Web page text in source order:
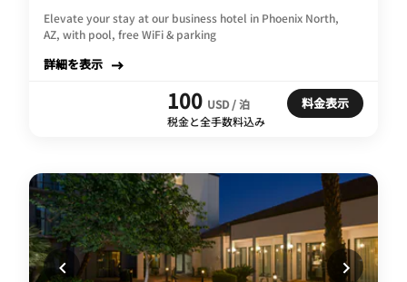
Elevate your stay at our business hotel in Phoenix North,
AZ, with pool, free WiFi & parking
詳細を表示
100 USD / 泊
税金と全手数料込み
料金表示